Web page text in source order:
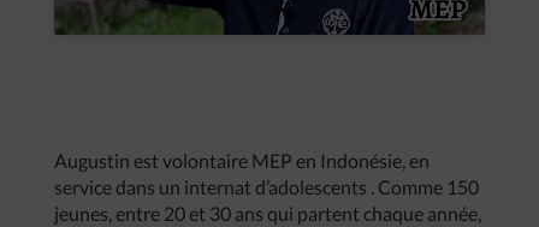
Augustin est volontaire MEP en Indonésie, en
service dans un internat d’adolescents . Comme 150
jeunes, entre 20 et 30 ans qui partent chaque année,